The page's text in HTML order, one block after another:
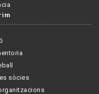
sòcies